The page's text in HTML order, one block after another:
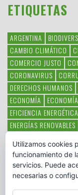
ETIQUETAS
ARGENTINA
CAMBIO CLIMÁTICO
COMERCIO JUSTO
CORONAVIRUS
DERECHOS HUMANOS
ECONOMÍA
EFICIENCIA ENERGÉTICA
ENERGÍAS RENOVABLES
HAMBRE
OBJETIVOS DEL MILENIO
PUEBLOS INDÍGENAS
SOLIDARIDAD
Utilizamos cookies
funcionamiento de
servicios. Puede
necesarias o